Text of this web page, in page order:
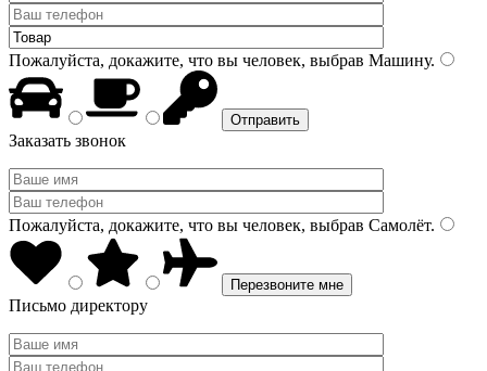
Пожалуйста, докажите, что вы человек, выбрав Машину.
Заказать звонок
Пожалуйста, докажите, что вы человек, выбрав Самолёт.
Письмо директору